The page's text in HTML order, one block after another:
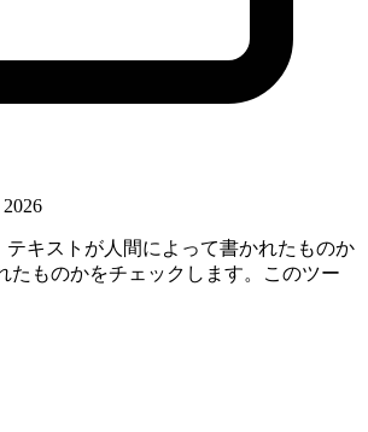
テキストが人間によって書かれたものか
たものかをチェックします。このツー